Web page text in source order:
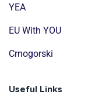
YEA
EU With YOU
Crnogorski
Useful Links